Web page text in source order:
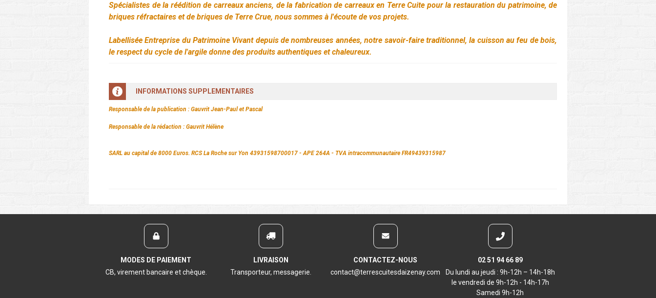
Spécialistes de la réédition de carreaux anciens, de la fabrication de carreaux en Terre Cuite pour la restauration du patrimoine, de
briques réfractaires et de briques de Terre Crue, nous sommes à l'écoute de vos projets.
Labellisée Entreprise du Patrimoine Vivant depuis de nombreuses années, notre savoir-faire traditionnel, la cuisson au feu de bois,
le respect du cycle de l'argile donne des produits authentiques et chaleureux.
INFORMATIONS SUPPLEMENTAIRES
Responsable de la publication : Gauvrit Jean-Paul et Pascal
Responsable de la rédaction : Gauvrit Hélène
SARL au capital de 8000 Euros. RCS La Roche sur Yon 43931598700017 - APE 264A - TVA intracommunautaire FR49439315987
MODES DE PAIEMENT
CB, virement bancaire et chèque.
LIVRAISON
Transporteur, messagerie.
CONTACTEZ-NOUS
contact@terrescuitesdaizenay.com
02 51 94 66 89
Du lundi au jeudi : 9h-12h – 14h-18h
le vendredi de 9h-12h - 14h-17h
Samedi 9h-12h